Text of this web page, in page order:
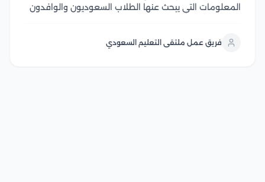
المعلومات التي يبحث عنها الطلاب السعوديون والوافدون
وفق متطلبات مناسبة للدارسين في هذا المقال سوف
فريق عمل ملتقى التعليم السعودي